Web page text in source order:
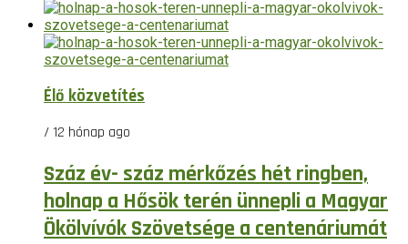
Élő közvetítés
/ 12 hónap ago
Száz év- száz mérkőzés hét ringben,
holnap a Hősök terén ünnepli a Magyar
Ökölvívók Szövetsége a centenáriumát